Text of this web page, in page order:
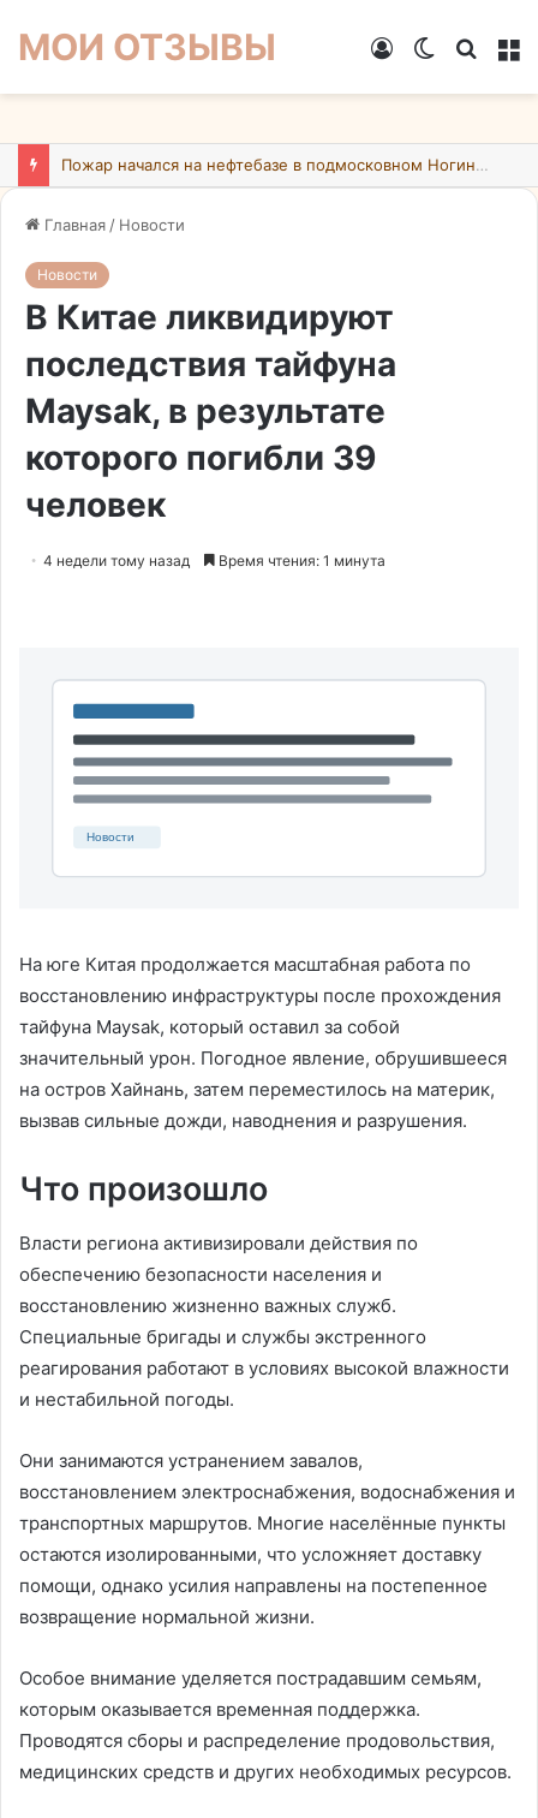
МОИ ОТЗЫВЫ
Switch
Войти
Пожар начался на нефтебазе в подмосковном Ногинске в результате атаки БПЛА ВСУ
Главная / Новости
Новости
В Китае ликвидируют
последствия тайфуна
Maysak, в результате
которого погибли 39
человек
4 недели тому назад Время чтения: 1 минута
На юге Китая продолжается масштабная работа по
восстановлению инфраструктуры после прохождения
тайфуна Maysak, который оставил за собой
значительный урон. Погодное явление, обрушившееся
на остров Хайнань, затем переместилось на материк,
вызвав сильные дожди, наводнения и разрушения.
Что произошло
Власти региона активизировали действия по
обеспечению безопасности населения и
восстановлению жизненно важных служб.
Специальные бригады и службы экстренного
реагирования работают в условиях высокой влажности
и нестабильной погоды.
Они занимаются устранением завалов,
восстановлением электроснабжения, водоснабжения и
транспортных маршрутов. Многие населённые пункты
остаются изолированными, что усложняет доставку
помощи, однако усилия направлены на постепенное
возвращение нормальной жизни.
Особое внимание уделяется пострадавшим семьям,
которым оказывается временная поддержка.
Проводятся сборы и распределение продовольствия,
медицинских средств и других необходимых ресурсов.